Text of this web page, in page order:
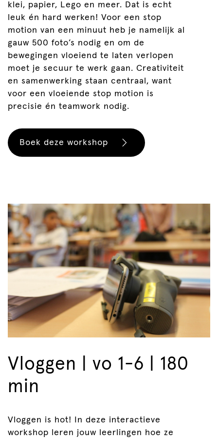
klei, papier, Lego en meer. Dat is echt
leuk én hard werken! Voor een stop
motion van een minuut heb je namelijk al
gauw 500 foto’s nodig en om de
bewegingen vloeiend te laten verlopen
moet je secuur te werk gaan. Creativiteit
en samenwerking staan centraal, want
voor een vloeiende stop motion is
precisie én teamwork nodig.
Boek deze workshop
Vloggen | vo 1-6 | 180
min
Vloggen is hot! In deze interactieve
workshop leren jouw leerlingen hoe ze